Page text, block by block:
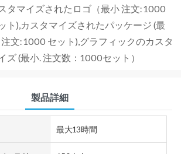
タマイズされたロゴ（最小 注文: 1000
ト),カスタマイズされたパッケージ (最
注文: 1000 セット),グラフィックのカスタ
ズ (最小. 注文数：1000セット）
製品詳細
最大13時間